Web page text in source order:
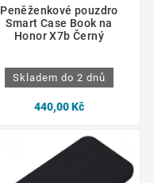
Peněženkové pouzdro
Smart Case Book na
Honor X7b Černý
Skladem do 2 dnů
440,00 Kč